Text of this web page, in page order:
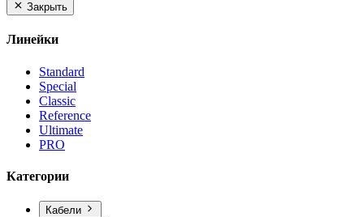
Закрыть
Линейки
Standard
Special
Classic
Reference
Ultimate
PRO
Категории
Кабели